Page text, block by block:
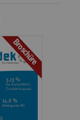
Broschüre